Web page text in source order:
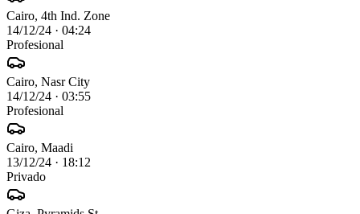
Cairo, 4th Ind. Zone
14/12/24 · 04:24
Profesional
Cairo, Nasr City
14/12/24 · 03:55
Profesional
Cairo, Maadi
13/12/24 · 18:12
Privado